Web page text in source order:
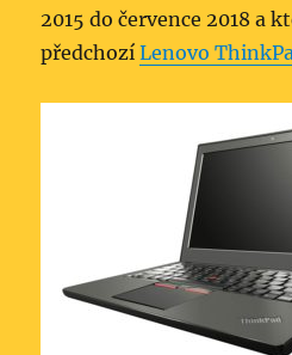
2015 do července 2018 a
předchozíLenovo